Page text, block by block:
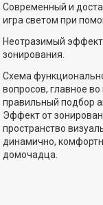
Современный и
игра светом при
Неотразимый
зонирования.
Схема
вопросов, главное
правильный подбор
Эффект от
пространство
динамично,
домочадца.